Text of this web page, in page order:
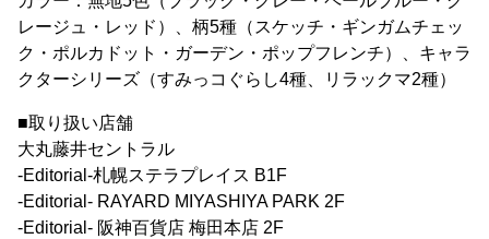
レージュ・レッド）、柄5種（スケッチ・ギンガムチェッ
ク・ポルカドット・ガーデン・ポップフレンチ）、キャラ
クターシリーズ（すみっコぐらし4種、リラックマ2種）
■取り扱い店舗
大丸藤井セントラル
-Editorial-札幌ステラプレイス B1F
-Editorial- RAYARD MIYASHIYA PARK 2F
-Editorial- 阪神百貨店 梅田本店 2F